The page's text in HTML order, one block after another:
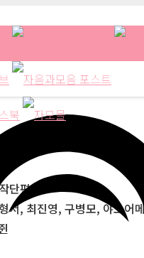
단편선
서, 최진영, 구병모, 야오어